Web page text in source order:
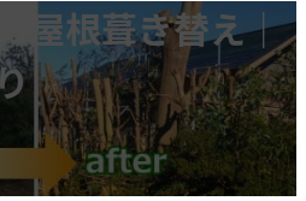
屋根葺き替え｜